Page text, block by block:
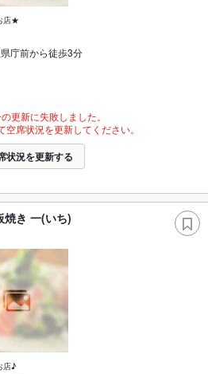
店★
庁前から徒歩3分
更新に失敗しました。
席状況を更新してください。
状況を更新する
焼き 一(いち)
店♪